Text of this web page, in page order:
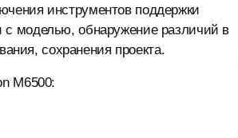
инструментов поддержки
с моделью, обнаружение различий в
сохранения проекта.
M6500: